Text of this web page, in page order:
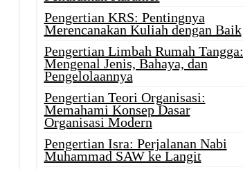
Pengertian KRS: Pentingnya
Merencanakan Kuliah dengan Baik
Pengertian Limbah Rumah Tangga:
Mengenal Jenis, Bahaya, dan
Pengelolaannya
Pengertian Teori Organisasi:
Memahami Konsep Dasar
Organisasi Modern
Pengertian Isra: Perjalanan Nabi
Muhammad SAW ke Langit